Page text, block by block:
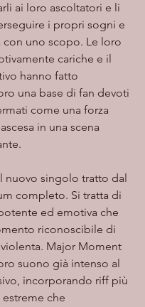
ai loro ascoltatori e li
i propri sogni e
con uno scopo. Le loro
cariche e il
hanno fatto
una base di fan devoti
come una forza
in una scena
nuovo singolo tratto dal
completo. Si tratta di
ed emotiva che
riconoscibile di
Major Moment
suono già intenso al
incorporando riff più
che